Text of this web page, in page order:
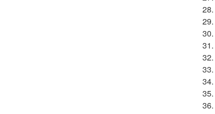
28.
29.
30.
31.
32.
33.
34.
35.
36.